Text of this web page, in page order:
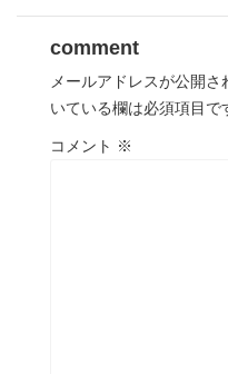
comment
メールアドレスが公開さ
いている欄は必須項目で
コメント ※